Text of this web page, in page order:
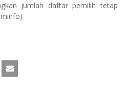
jumlah daftar pemilih tetap